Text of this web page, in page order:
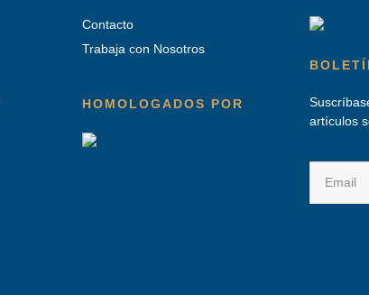
Contacto
Trabaja con Nosotros
HOMOLOGADOS POR
artículos